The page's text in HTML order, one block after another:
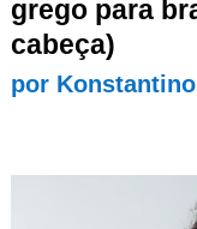
grego para
cabeça)
por